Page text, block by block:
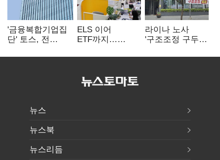
'금융복합기업집
단' 토스, 전
표준화
ELS 이어
ETF까지…
제동 걸린 은행
라이나 노사
'구조조정 구두
뉴스
뉴스북
뉴스리듬